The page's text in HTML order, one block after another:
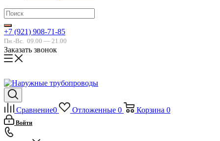
+7 (921) 908-71-85
Пн.-Вс. 09.00 — 21.00
Заказать звонок
Сравнение0 Отложенные 0 Корзина 0
Войти